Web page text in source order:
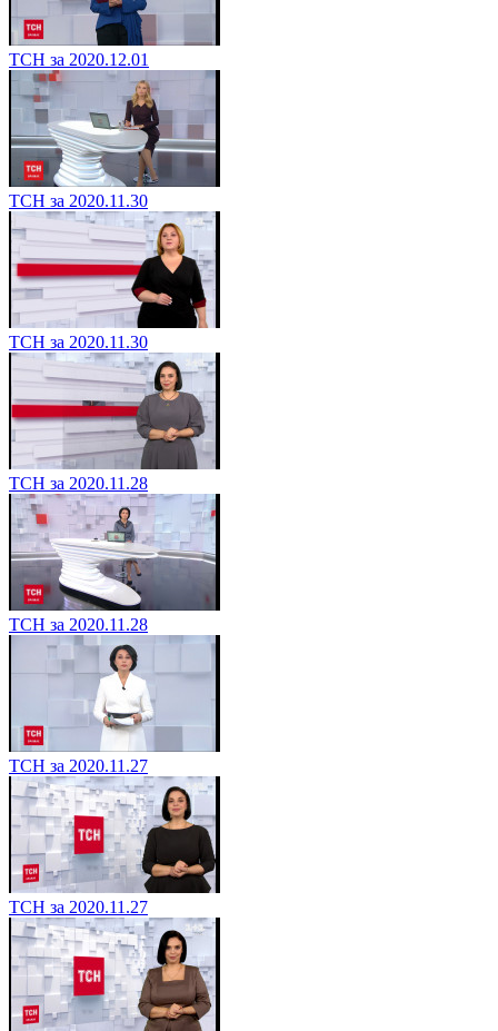
ТСН за 2020.12.01
ТСН за 2020.11.30
ТСН за 2020.11.30
ТСН за 2020.11.28
ТСН за 2020.11.28
ТСН за 2020.11.27
ТСН за 2020.11.27